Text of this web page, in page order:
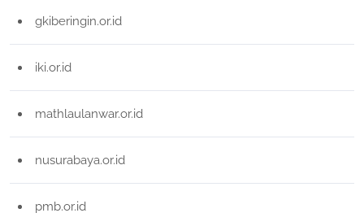
gkiberingin.or.id
iki.or.id
mathlaulanwar.or.id
nusurabaya.or.id
pmb.or.id